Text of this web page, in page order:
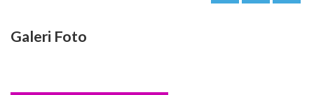
Galeri Foto